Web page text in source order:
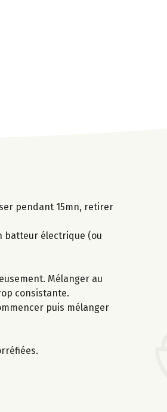
pendant 15mn, retirer
batteur électrique (ou
Mélanger au
consistante.
puis mélanger